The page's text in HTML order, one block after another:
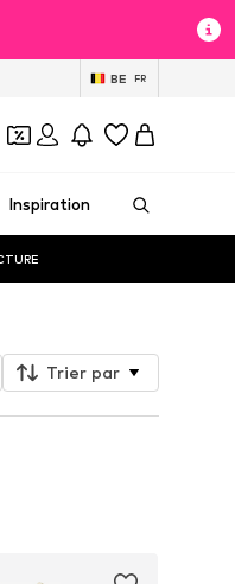
BE FR
Inspiration
Trier par